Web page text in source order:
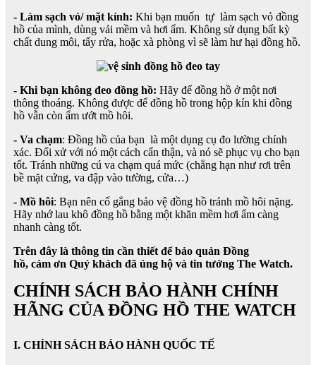
- Làm sạch vỏ/ mặt kính: Khi bạn muốn tự làm sạch vỏ đồng
hồ của mình, dùng vải mềm và hơi ẩm. Không sử dụng bất kỳ
chất dung môi, tẩy rửa, hoặc xà phòng vì sẽ làm hư hại đồng hồ.
- Khi bạn không đeo đồng hồ: Hãy để đồng hồ ở một nơi
thông thoáng. Không được để đồng hồ trong hộp kín khi đồng
hồ vẫn còn ẩm ướt mồ hôi.
- Va chạm: Đồng hồ của bạn là một dụng cụ đo lường chính
xác. Đối xử với nó một cách cẩn thận, và nó sẽ phục vụ cho bạn
tốt. Tránh những cú va chạm quá mức (chẳng hạn như rơi trên
bề mặt cứng, va đập vào tường, cửa…)
- Mồ hôi: Bạn nên cố gắng bảo vệ đồng hồ tránh mồ hôi nặng.
Hãy nhớ lau khô đồng hồ bằng một khăn mềm hơi ẩm càng
nhanh càng tốt.
Trên đây là thông tin cần thiết để bảo quản Đồng
hồ, cảm ơn Quý khách đã ủng hộ và tin tưởng The Watch.
CHÍNH SÁCH BẢO HÀNH CHÍNH
HÃNG CỦA ĐỒNG HỒ THE WATCH
I. CHÍNH SÁCH BẢO HÀNH QUỐC TẾ